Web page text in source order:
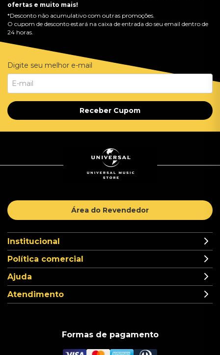
ofertas e muito mais!
*Desconto não acumulativo com outras promoções.
O cupom de desconto estará na caixa de entrada do seu email dentro de
24 horas.
Digite seu melhor e-mail
Receber Cupom
Área do Revendedor
Institucional
Política comercial
Ajuda
Atendimento
Formas de pagamento